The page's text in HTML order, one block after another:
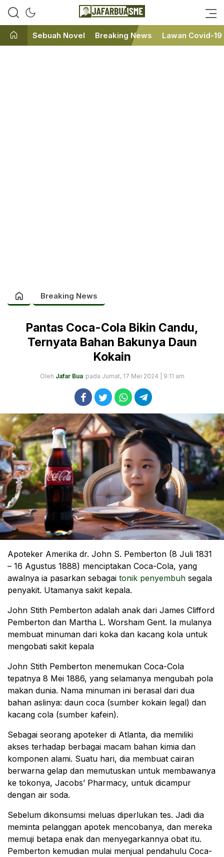
JafarBua
Ini bukan Media Online, Ini
Sebuah Novel Breaking News Lawan Covid-19
Breaking News
Pantas Coca-Cola Bikin Candu,
Ternyata Bahan Bakunya Daun
Kokain
Oleh Jafar Bua pada Jumat, 17 Mei 2024 | 9:11 am
Apoteker Amerika dr. John S. Pemberton (8 Juli 1831
– 16 Agustus 1888) menciptakan Coca-Cola, yang
awalnya ia pasarkan sebagai tonik penyembuh segala
penyakit. Utamanya sakit kepala.
John Stith Pemberton adalah anak dari James Clifford
Pemberton dan Martha L. Worsham Gent. Ia mulanya
membuat minuman dari koka dan kacang kola untuk
mengobati sakit kepala
John Stith Pemberton menemukan Coca-Cola
tepatnya 8 Mei 1886, yang selamanya mengubah pola
makan dunia. Nama minuman ini berasal dari dua
bahan aslinya: daun coca (sumber kokain legal) dan
kacang cola (sumber kafein).
Sebagai seorang apoteker di Atlanta, dia memiliki
akses terhadap berbagai macam bahan kimia dan
komponen alami. Suatu hari, dia membuat cairan
berwarna gelap dan memutuskan untuk membawanya
ke tokonya, Jacobs’ Pharmacy, untuk dicampur
dengan air soda.
Sebelum dikonsumsi meluas diperlukan tes. Jadi dia
meminta pelanggan apotek mencobanya, dan mereka
memuji betapa enak dan menyegarkannya obat itu.
Pemberton kemudian mulai menjual pendahulu Coca-